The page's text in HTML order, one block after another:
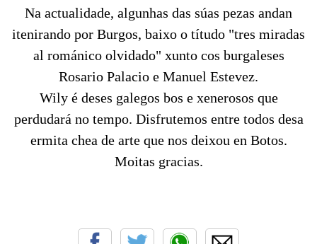
Na actualidade, algunhas das súas pezas andan
itenirando por Burgos, baixo o títudo "tres miradas
al románico olvidado" xunto cos burgaleses
Rosario Palacio e Manuel Estevez.
Wily é deses galegos bos e xenerosos que
perdudará no tempo. Disfrutemos entre todos desa
ermita chea de arte que nos deixou en Botos.
Moitas gracias.